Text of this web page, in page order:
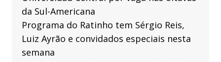
da Sul-Americana
Programa do Ratinho tem Sérgio Reis,
Luiz Ayrão e convidados especiais nesta
semana